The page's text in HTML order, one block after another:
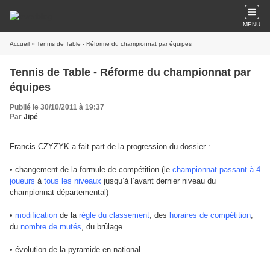
MENU
Accueil » Tennis de Table - Réforme du championnat par équipes
Tennis de Table - Réforme du championnat par
équipes
Publié le 30/10/2011 à 19:37
Par Jipé
Francis CZYZYK a fait part de la progression du dossier :
• changement de la formule de compétition (le championnat passant à 4
joueurs à tous les niveaux jusqu’à l’avant dernier niveau du
championnat départemental)
• modification de la règle du classement, des horaires de compétition,
du nombre de mutés, du brûlage
• évolution de la pyramide en national